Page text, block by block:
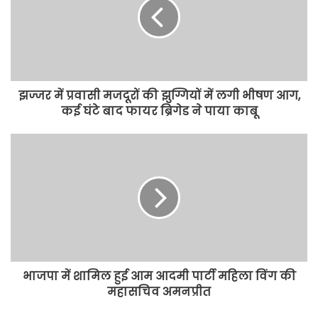
झज्जर में प्रवासी मजदूरों की झुग्गियों में लगी भीषण आग,
कई घंटे बाद फायर ब्रिगेड ने पाया काबू
भाजपा में शामिल हुई आम आदमी पार्टी महिला विंग की
महासचिव अमनप्रीत